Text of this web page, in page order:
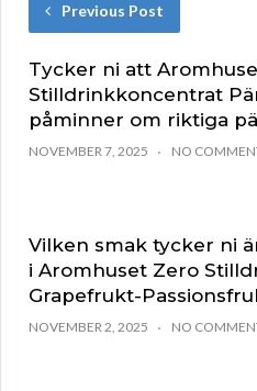
Previous Post
Tycker ni att
Stilldrinkkoncentrat
påminner om riktiga
NOVEMBER 7, 2025 NO
Vilken smak tycker ni
i Aromhuset Zero
Grapefrukt-
NOVEMBER 2, 2025 NO